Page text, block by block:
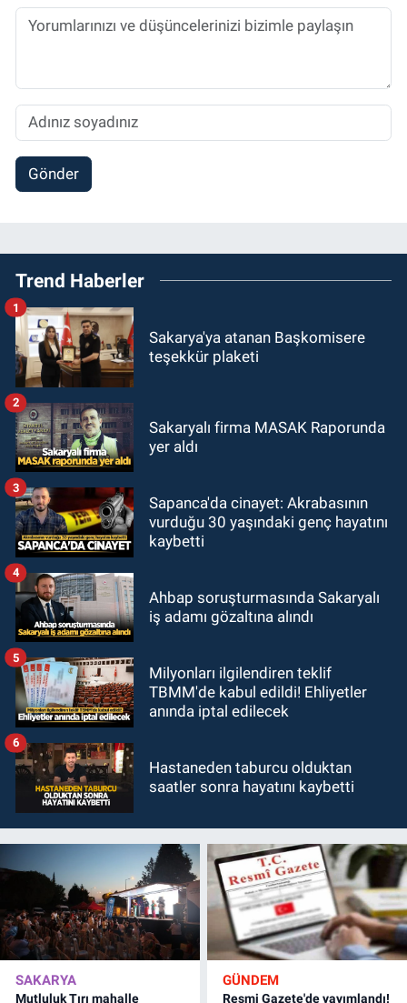
Gönder
Trend Haberler
Sakarya'ya atanan Başkomisere
teşekkür plaketi
1
Sakaryalı firma MASAK Raporunda
yer aldı
2
Sapanca'da cinayet: Akrabasının
vurduğu 30 yaşındaki genç hayatını
kaybetti
3
Ahbap soruşturmasında Sakaryalı
iş adamı gözaltına alındı
4
Milyonları ilgilendiren teklif
TBMM'de kabul edildi! Ehliyetler
anında iptal edilecek
5
Hastaneden taburcu olduktan
saatler sonra hayatını kaybetti
6
SAKARYA
Mutluluk Tırı mahalle
GÜNDEM
Resmi Gazete'de yayımlandı!